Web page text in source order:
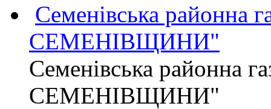
Семенівська районна
СЕМЕНІВЩИНИ"
Семенівська районна
СЕМЕНІВЩИНИ"